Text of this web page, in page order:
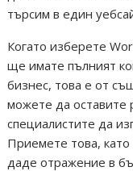
търсим в един
Когато изберете
ще имате пълният
бизнес, това е от
можете да
специалистите да
Приемете това,
даде отражение в